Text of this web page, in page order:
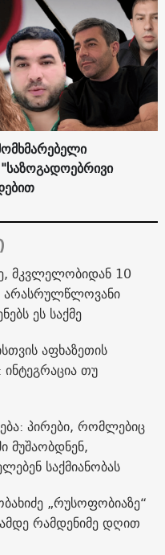
მკვლელობიდან 10
არასრულწლოვანი
ეს საქმე
აფხაზეთის
თუ
პირები, რომლებიც
საქმიანობას
„რუსოფობიაზე“
რამდენიმე დღით